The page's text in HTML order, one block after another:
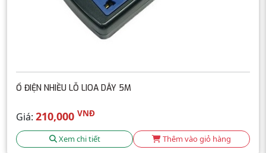
Ổ ĐIỆN NHIỀU LỖ LIOA DÂY 5M
Giá: 210,000 VNĐ
Xem chi tiết Thêm vào giỏ hàng